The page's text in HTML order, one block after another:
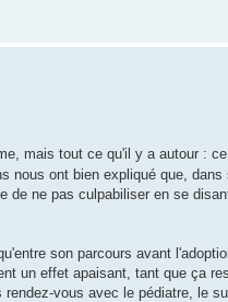
mais tout ce qu'il y a autour :
nous ont bien expliqué que,
ne pas culpabiliser en se
son parcours avant
un effet apaisant, tant que ça
vous avec le pédiatre, le